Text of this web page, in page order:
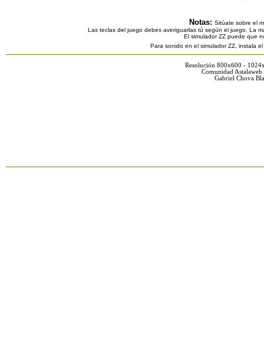
Notas: Sitúate sobre el
Las teclas del juego debes averiguarlas tú según el juego. La
El simulador ZZ puede que
Para sonido en el simulador ZZ, instala
Resolución 800x600 -
Comunidad
Gabriel Chova